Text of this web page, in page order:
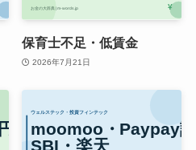
保育士不足・低賃金
2026年7月21日